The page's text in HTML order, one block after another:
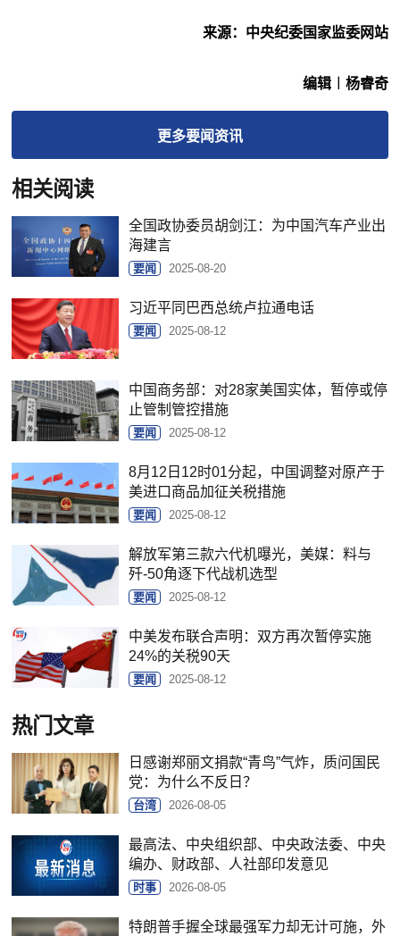
来源：中央纪委国家监委网站
编辑︱杨睿奇
更多要闻资讯
相关阅读
全国政协委员胡剑江：为中国汽车产业出
海建言
要闻 2025-08-20
习近平同巴西总统卢拉通电话
要闻 2025-08-12
中国商务部：对28家美国实体，暂停或停
止管制管控措施
要闻 2025-08-12
8月12日12时01分起，中国调整对原产于
美进口商品加征关税措施
要闻 2025-08-12
解放军第三款六代机曝光，美媒：料与
歼-50角逐下代战机选型
要闻 2025-08-12
中美发布联合声明：双方再次暂停实施
24%的关税90天
要闻 2025-08-12
热门文章
日感谢郑丽文捐款“青鸟”气炸，质问国民
党：为什么不反日？
台湾 2026-08-05
最高法、中央组织部、中央政法委、中央
编办、财政部、人社部印发意见
时事 2026-08-05
特朗普手握全球最强军力却无计可施，外